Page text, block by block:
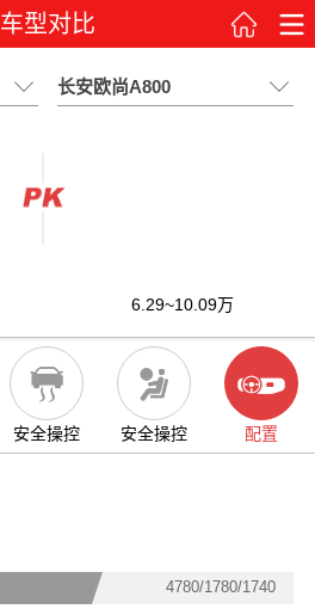
车型对比
长安欧尚A800
6.29~10.09万
安全操控 安全操控 配置
4780/1780/1740